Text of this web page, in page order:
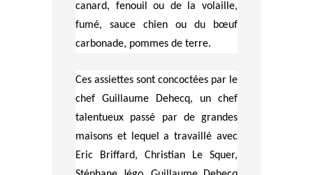
canard, fenouil ou de la volaille,
fumé, sauce chien ou du bœuf
carbonade, pommes de terre.
Ces assiettes sont concoctées par le
chef Guillaume Dehecq, un chef
talentueux passé par de grandes
maisons et lequel a travaillé avec
Eric Briffard, Christian Le Squer,